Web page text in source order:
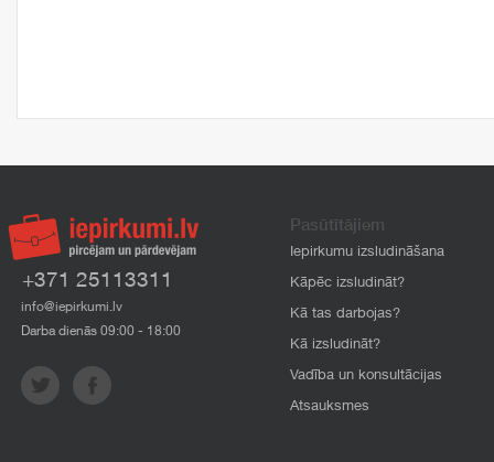
+371 25113311
info@iepirkumi.lv
Darba dienās 09:00 - 18:00
Pasūtītājiem
Iepirkumu izsludināšana
Kāpēc izsludināt?
Kā tas darbojas?
Kā izsludināt?
Vadība un konsultācijas
Atsauksmes